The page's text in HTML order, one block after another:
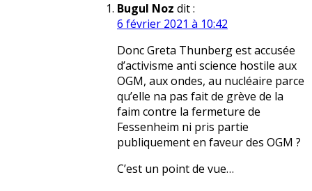
Bugul Noz dit :
6 février 2021 à 10:42
Donc Greta Thunberg est accusée
d’activisme anti science hostile aux
OGM, aux ondes, au nucléaire parce
qu’elle na pas fait de grève de la
faim contre la fermeture de
Fessenheim ni pris partie
publiquement en faveur des OGM ?
C’est un point de vue…